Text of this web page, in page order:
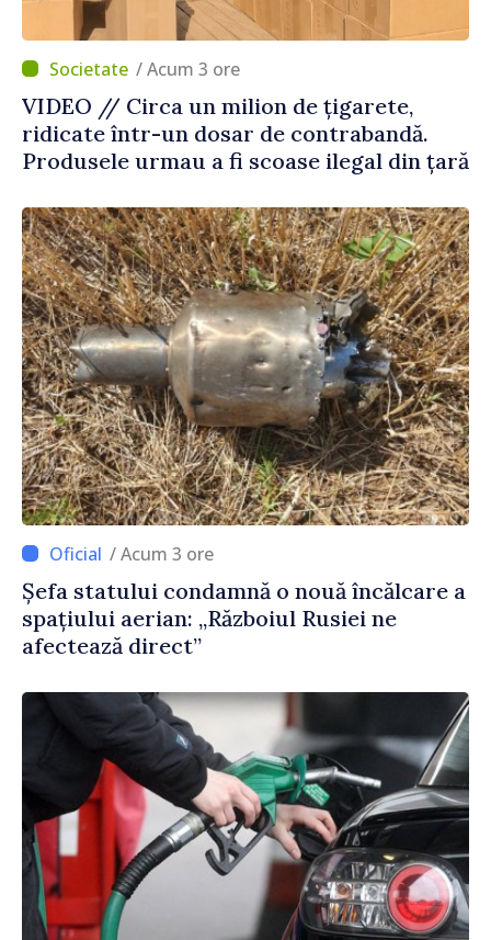
/ Acum 3 ore
VIDEO // Circa un milion de țigarete,
ridicate într-un dosar de contrabandă.
Produsele urmau a fi scoase ilegal din țară
/ Acum 3 ore
Șefa statului condamnă o nouă încălcare a
spațiului aerian: „Războiul Rusiei ne
afectează direct”